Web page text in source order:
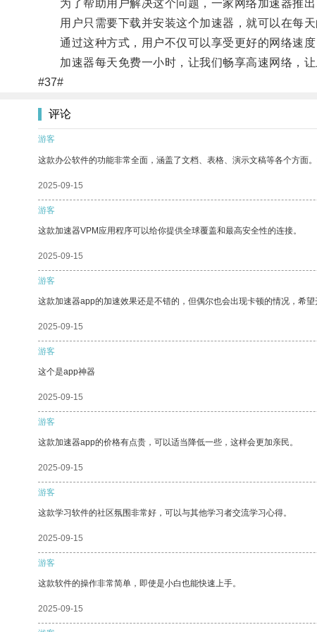
为了帮助用户解决这个问题，一家网络加速器推出
用户只需要下载并安装这个加速器，就可以在每天
通过这种方式，用户不仅可以享受更好的网络速度
加速器每天免费一小时，让我们畅享高速网络，让
#37#
评论
游客
这款办公软件的功能非常全面，涵盖了文档、表格、演示文稿等各个方面
2025-09-15
游客
这款加速器VPM应用程序可以给你提供全球覆盖和最高安全性的连接。
2025-09-15
游客
这款加速器app的加速效果还是不错的，但偶尔也会出现卡顿的情况，希望
2025-09-15
游客
这个是app神器
2025-09-15
游客
这款加速器app的价格有点贵，可以适当降低一些，这样会更加亲民。
2025-09-15
游客
这款学习软件的社区氛围非常好，可以与其他学习者交流学习心得。
2025-09-15
游客
这款软件的操作非常简单，即使是小白也能快速上手。
2025-09-15